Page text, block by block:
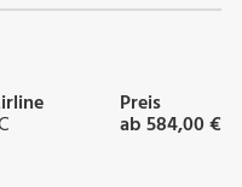
Preis
ab 584,00 €